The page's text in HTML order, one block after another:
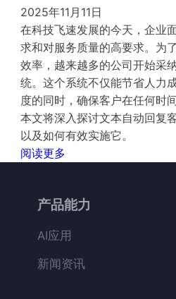
2025年11月11日
在科技飞速发展的今天，企业
求和对服务质量的高要求。为
效率，越来越多的公司开始采
统。这个系统不仅能节省人力
度的同时，确保客户在任何时
本文将深入探讨文本自动回复
以及如何有效实施它。
阅读更多
产品能力
AI应用
新闻资讯